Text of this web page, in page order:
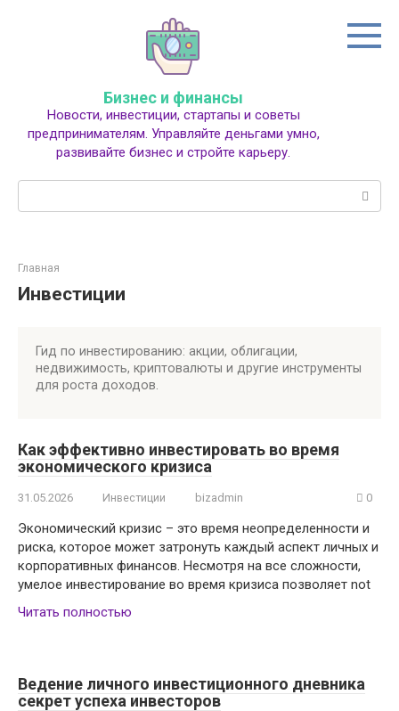
Бизнес и финансы
Новости, инвестиции, стартапы и советы
предпринимателям. Управляйте деньгами умно,
развивайте бизнес и стройте карьеру.
Главная
Инвестиции
Гид по инвестированию: акции, облигации,
недвижимость, криптовалюты и другие инструменты
для роста доходов.
Как эффективно инвестировать во время
экономического кризиса
31.05.2026 Инвестиции bizadmin 0
Экономический кризис – это время неопределенности и
риска, которое может затронуть каждый аспект личных и
корпоративных финансов. Несмотря на все сложности,
умелое инвестирование во время кризиса позволяет not
Читать полностью
Ведение личного инвестиционного дневника
секрет успеха инвесторов